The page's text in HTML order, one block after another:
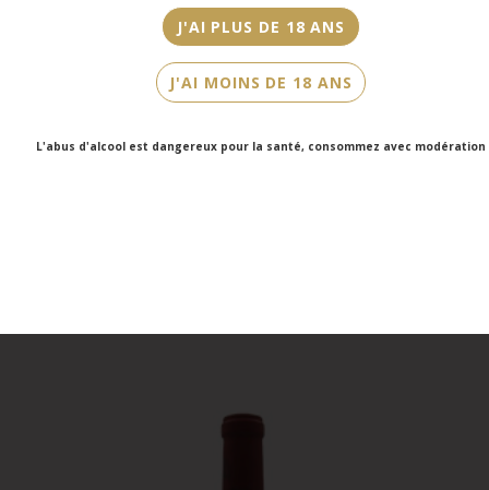
J'AI PLUS DE 18 ANS
J'AI MOINS DE 18 ANS
L'abus d'alcool est dangereux pour la santé, consommez avec modération
Contenance
partir du 31 août.
Les commandes
en click-and-
collect (cave
Faubourg Saint-
Victor Hugo)